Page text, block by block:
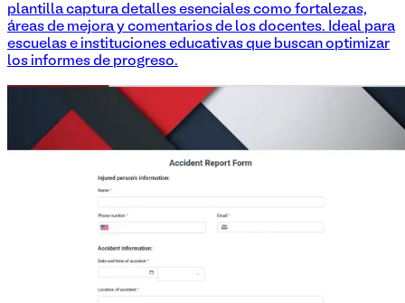
plantilla captura detalles esenciales como fortalezas,
áreas de mejora y comentarios de los docentes. Ideal para
escuelas e instituciones educativas que buscan optimizar
los informes de progreso.